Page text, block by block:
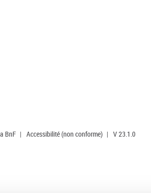
BnF | Accessibilité (non conforme) | V 23.1.0